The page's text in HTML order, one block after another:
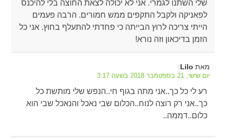
שלי השתנו לגמרי. אני לא יכולה לצאת החוצה בלי להיכנס
לפאניקה ולקבל התקפים ממש חמורים. הרבה פעמים
הייתי צריכה לרוץ הבייתה כי פחדתי להתעלף בחוץ. אני כל
הזמן בדיכאון וזה נורא!
מאת Lilo
:
יום שישי, 21 בספטמבר 2018 בשעה 3:17
רע לי כל כך..אני מתה בגוף חי..הנפש שלי מותשת כל
כך..אני רק רוצה לנוח..הכלום שבי נאכל והנאכל שבי הוא
כלום..דממה..